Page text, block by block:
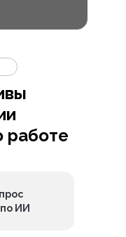
работе
ИИ